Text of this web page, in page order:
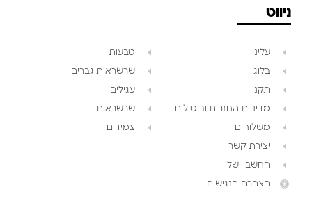
ניווט
עלינו
בלוג
תקנון
מדיניות החזרות וביטולים
משלוחים
יצירת קשר
החשבון שלי
הצהרת הנגישות
טבעות
שרשראות גברים
עגילים
שרשראות
צמידים